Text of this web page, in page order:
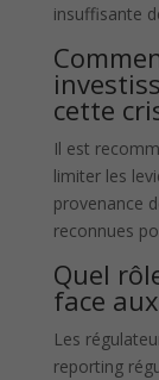
insuffisante
cette
Il est
limiter les
provenance
reconnues
Quel
face
Les
reporting